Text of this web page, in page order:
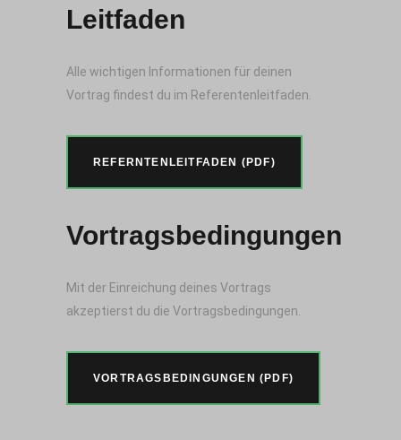
Leitfaden
Alle wichtigen Informationen für deinen
Vortrag findest du im Referentenleitfaden.
REFERNTENLEITFADEN (PDF)
Vortragsbedingungen
Mit der Einreichung deines Vortrags
akzeptierst du die Vortragsbedingungen.
VORTRAGSBEDINGUNGEN (PDF)